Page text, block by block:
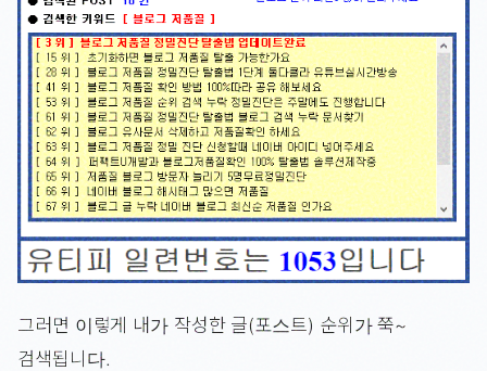
그러면 이렇게 내가 작성한 글(포스트) 순위가 쭉~
검색됩니다.